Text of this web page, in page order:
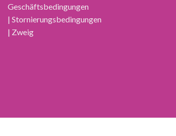
Geschäftsbedingungen
| Stornierungsbedingungen
| Zweig